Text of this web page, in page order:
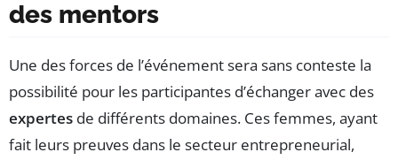
des mentors
Une des forces de l’événement sera sans conteste la
possibilité pour les participantes d’échanger avec des
expertes de différents domaines. Ces femmes, ayant
fait leurs preuves dans le secteur entrepreneurial,